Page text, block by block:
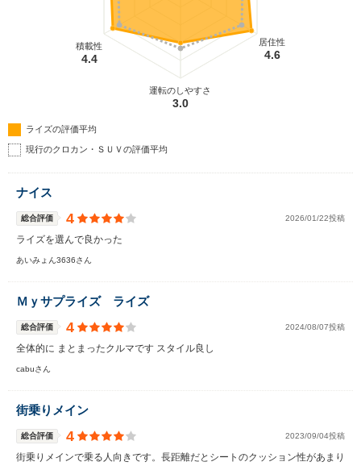
居住性
4.6
運転のしやすさ
3.0
積載性
4.4
ライズの評価平均
現行のクロカン・ＳＵＶの評価平均
ナイス
総合評価 4 2026/01/22投稿
ライズを選んで良かった
あいみょん3636さん
Ｍｙサプライズ ライズ
総合評価 4 2024/08/07投稿
全体的に まとまったクルマです スタイル良し
cabuさん
街乗りメイン
総合評価 4 2023/09/04投稿
街乗りメインで乗る人向きです。長距離だとシートのクッション性があまり